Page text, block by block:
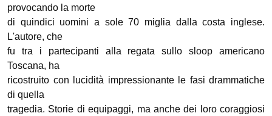
provocando la morte
di quindici uomini a sole 70 miglia dalla costa inglese.
L'autore, che
fu tra i partecipanti alla regata sullo sloop americano
Toscana, ha
ricostruito con lucidità impressionante le fasi drammatiche
di quella
tragedia. Storie di equipaggi, ma anche dei loro coraggiosi